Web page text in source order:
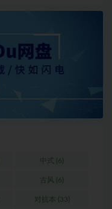
中式 (6)
古风 (6)
对抗本 (33)